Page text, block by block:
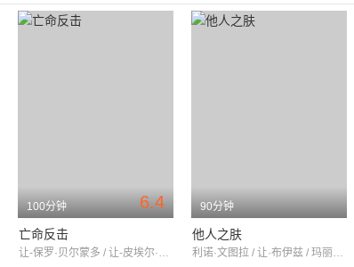
6.4
100分钟
亡命反击
让-保罗·贝尔蒙多 / 让-皮埃尔·马洛 / 米彻·博恩
90分钟
他人之肤
利诺·文图拉 / 让·布伊兹 / 玛丽卢·托洛